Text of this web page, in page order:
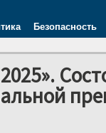
Безопасность
2025».